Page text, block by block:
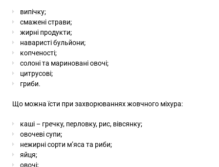
випічку;
смажені страви;
жирні продукти;
наваристі бульйони;
копченості;
солоні та мариновані овочі;
цитрусові;
гриби.
Що можна їсти при захворюваннях жовчного міхура:
каші – гречку, перловку, рис, вівсянку;
овочеві супи;
нежирні сорти м’яса та риби;
яйця;
овочі;